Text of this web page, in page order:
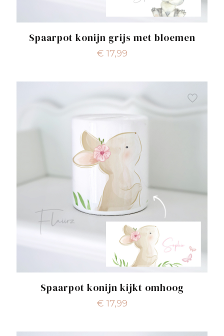
Spaarpot konijn grijs met bloemen
€ 17,99
Spaarpot konijn kijkt omhoog
€ 17,99